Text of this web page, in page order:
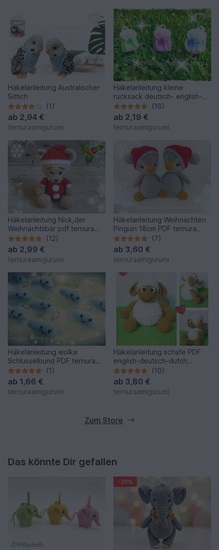
Häkelanleitung Australischer
Sittich
(1)
ab 2,94 €
ternuraamigurumi
Häkelanleitung kleine
rucksack deutsch- english-
dutch. ternura amigurumi
(16)
ab 2,19 €
ternuraamigurumi
Häkelanleitung Nick,der
Weihnachtsbär pdf ternura
amigurumi english- deutsch-
dutch
(12)
ab 2,99 €
ternuraamigurumi
Häkelanleitung Weihnachten
Pinguin 18cm PDF ternura
amigurumi english- deutsch-
dutch
(7)
ab 3,60 €
ternuraamigurumi
Häkelanleitung wolke
Schlüsselbund PDF ternura
amigurumi english- deutsch-
dutch
(1)
ab 1,66 €
ternuraamigurumi
Häkelanleitung schafe PDF
english-deutsch-dutch
ternura amigurumi
(10)
ab 3,80 €
ternuraamigurumi
Zum Store
Das könnte Dir gefallen
-20%